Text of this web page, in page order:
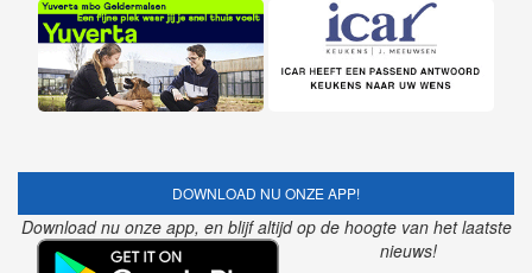
DOWNLOAD NU ONZE APP!
Download nu onze app, en blijf altijd op de hoogte van het laatste
nieuws!